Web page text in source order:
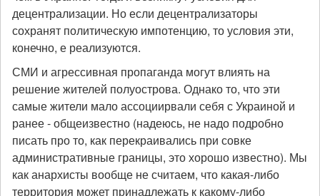
децентрализации. Но если децентрализаторы
сохранят политическую импотенцию, то условия эти,
конечно, е реализуются.
СМИ и агрессивная пропаганда могут влиять на
решение жителей полуострова. Однако то, что эти
самые жители мало ассоциирвали себя с Украиной и
ранее - общеизвестно (надеюсь, не надо подробно
писать про то, как перекраивались при совке
административные границы, это хорошо известно). Мы
как анархисты вообще не считаем, что какая-либо
территория может принадлежать к какому-либо